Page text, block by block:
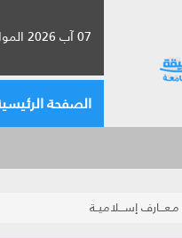
07 آب 2026 الموافق لـ 23 صفر 1448
الصفحة
مـعـــارف إســـلاميــة